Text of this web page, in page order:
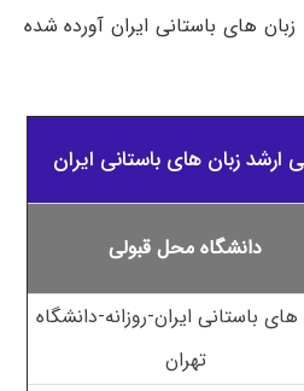
زبان های باستانی ایران آورده شده
ارشد زبان های باستانی ایران
دانشگاه محل قبولی
های باستانی ایران-روزانه-دانشگاه
تهران